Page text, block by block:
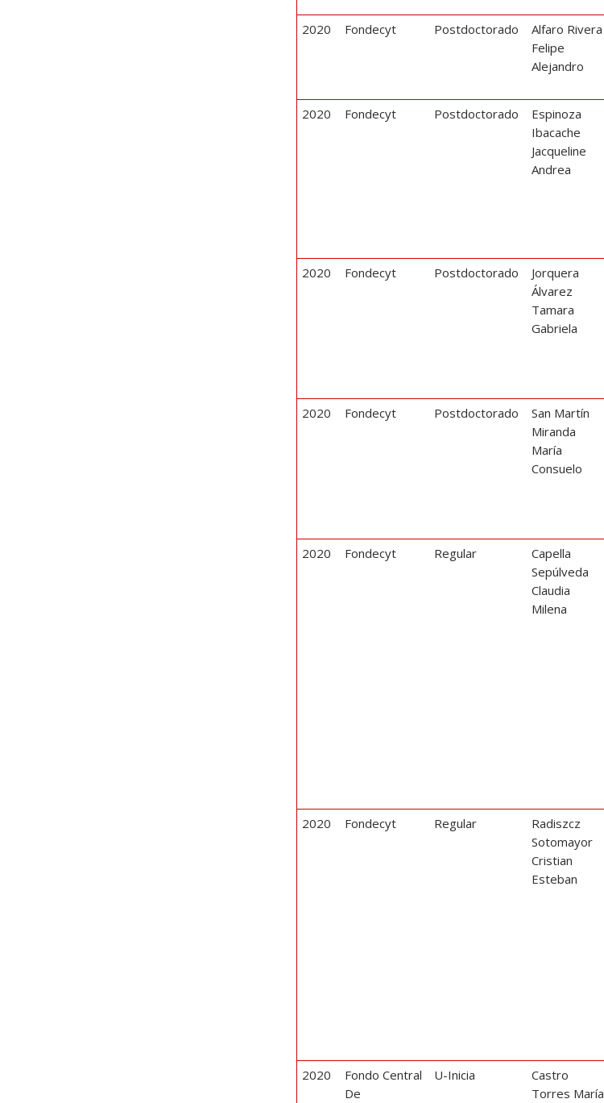
2020 Fondecyt Postdoctorado
Alfaro Rivera
Felipe
Alejandro
2020 Fondecyt Postdoctorado
Espinoza
Ibacache
Jacqueline
Andrea
2020 Fondecyt Postdoctorado
Jorquera
Álvarez
Tamara
Gabriela
2020 Fondecyt Postdoctorado
San Martín
Miranda
María
Consuelo
2020 Fondecyt Regular
Capella
Sepúlveda
Claudia
Milena
2020 Fondecyt Regular
Radiszcz
Sotomayor
Cristian
Esteban
2020
Fondo Central
De
U-Inicia
Castro
Torres María